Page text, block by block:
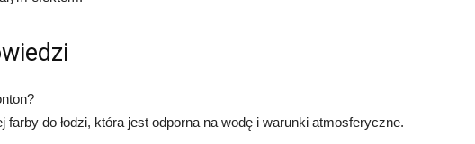
farby do łodzi, która jest odporna na wodę i warunki atmosferyczne.